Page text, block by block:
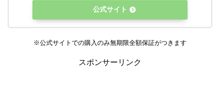
公式サイト
※公式サイトでの購入のみ無期限全額保証がつきます
スポンサーリンク